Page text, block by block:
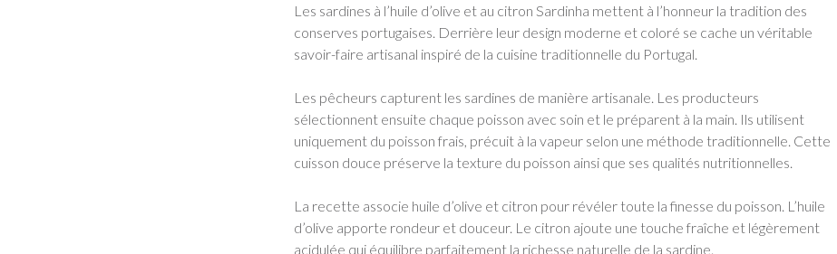
Les sardines à l’huile d’olive et au citron Sardinha mettent à l’honneur la tradition des
conserves portugaises. Derrière leur design moderne et coloré se cache un véritable
savoir-faire artisanal inspiré de la cuisine traditionnelle du Portugal.
Les pêcheurs capturent les sardines de manière artisanale. Les producteurs
sélectionnent ensuite chaque poisson avec soin et le préparent à la main. Ils utilisent
uniquement du poisson frais, précuit à la vapeur selon une méthode traditionnelle. Cette
cuisson douce préserve la texture du poisson ainsi que ses qualités nutritionnelles.
La recette associe huile d’olive et citron pour révéler toute la finesse du poisson. L’huile
d’olive apporte rondeur et douceur. Le citron ajoute une touche fraîche et légèrement
acidulée qui équilibre parfaitement la richesse naturelle de la sardine.